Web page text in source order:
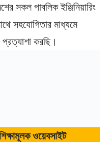
সকল পাবলিক ইঞ্জিনিয়ারিং
সহযোগিতার মাধ্যমে
প্রত্যাশা করছি।
ওয়েবসাইট